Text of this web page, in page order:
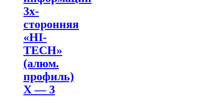
3х-
сторонняя
«HI-
TECH»
(алюм.
профиль)
Х — 3